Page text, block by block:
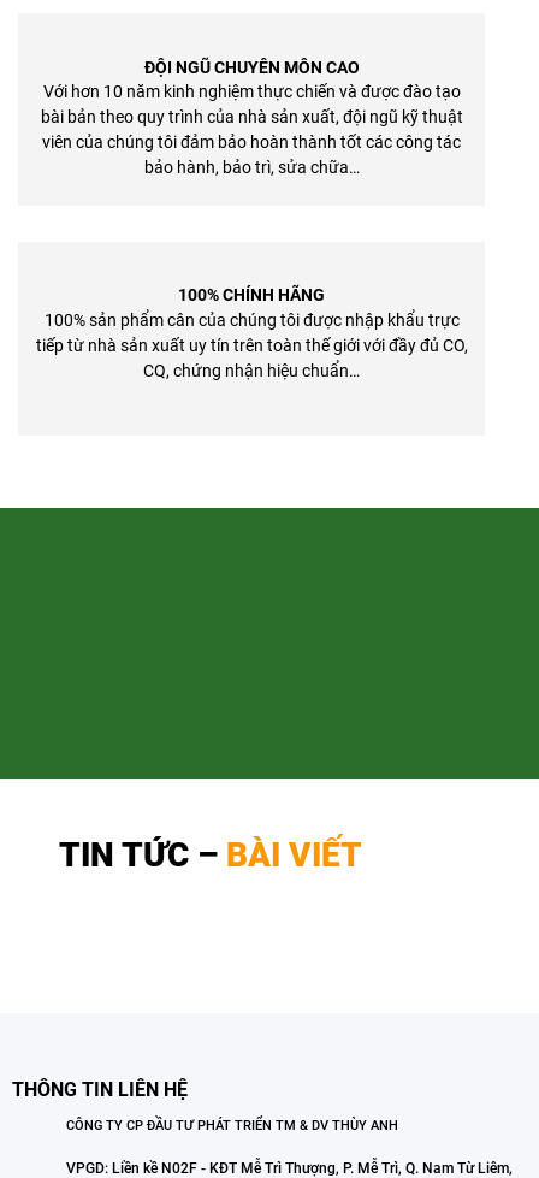
ĐỘI NGŨ CHUYÊN MÔN CAO
Với hơn 10 năm kinh nghiệm thực chiến và được đào tạo
bài bản theo quy trình của nhà sản xuất, đội ngũ kỹ thuật
viên của chúng tôi đảm bảo hoàn thành tốt các công tác
bảo hành, bảo trì, sửa chữa…
100% CHÍNH HÃNG
100% sản phẩm cân của chúng tôi được nhập khẩu trực
tiếp từ nhà sản xuất uy tín trên toàn thế giới với đầy đủ CO,
CQ, chứng nhận hiệu chuẩn…
TIN TỨC – BÀI VIẾT
THÔNG TIN LIÊN HỆ
CÔNG TY CP ĐẦU TƯ PHÁT TRIỂN TM & DV THÙY ANH
VPGD: Liền kề N02F - KĐT Mễ Trì Thượng, P. Mễ Trì, Q. Nam Từ Liêm,